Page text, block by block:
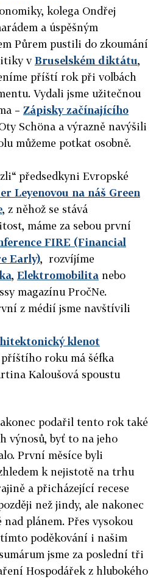
kolega Ondřej
a úspěšným
Půrem pustili do zkoumání
vBruselském diktátu,
příští rok při volbách
Vydali jsme užitečnou
– Zápisky začínajícího
Schöna a výrazně navýšili
můžeme potkat osobně.
předsedkyni Evropské
Leyenovou na náš Green
, z něhož se stává
máme za sebou první
FIRE (Financial
Early), rozvíjíme
, Elektromobilita nebo
magazínu PročNe.
z médií jsme navštívili
klenot
příštího roku má šéfka
Kaloušová spoustu
podařil tento rok také
výnosů, byť to na jeho
První měsíce byli
k nejistotě na trhu
a přicházející recese
než jindy, ale nakonec
plánem. Přes vysokou
poděkování i našim
jsme za poslední tři
Hospodářek z hlubokého